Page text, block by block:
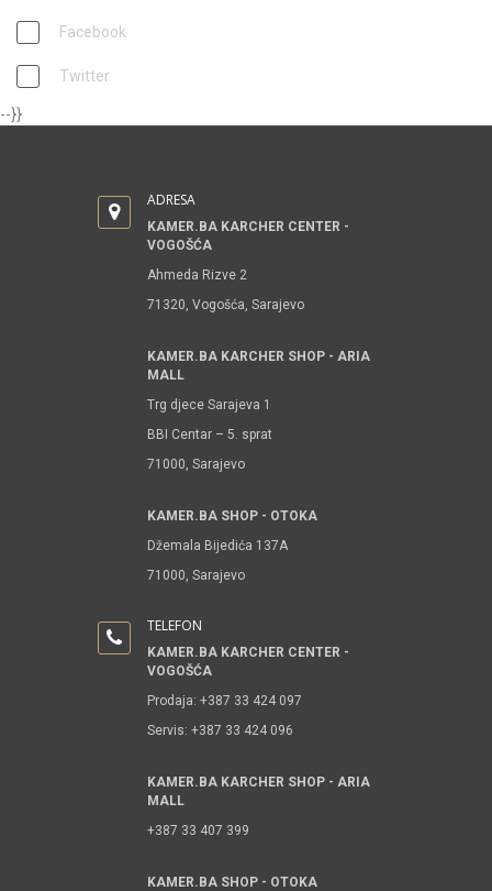
Facebook
Twitter
--}}
ADRESA
KAMER.BA KARCHER CENTER -
VOGOŠĆA
Ahmeda Rizve 2
71320, Vogošća, Sarajevo
KAMER.BA KARCHER SHOP - ARIA
MALL
Trg djece Sarajeva 1
BBI Centar – 5. sprat
71000, Sarajevo
KAMER.BA SHOP - OTOKA
Džemala Bijedića 137A
71000, Sarajevo
TELEFON
KAMER.BA KARCHER CENTER -
VOGOŠĆA
Prodaja: +387 33 424 097
Servis: +387 33 424 096
KAMER.BA KARCHER SHOP - ARIA
MALL
+387 33 407 399
KAMER.BA SHOP - OTOKA